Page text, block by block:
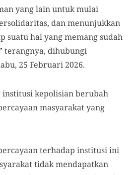
yang lain untuk mulai
dan menunjukkan
suatu hal yang memang sudah
terangnya, dihubungi
25 Februari 2026.
institusi kepolisianberubah
masyarakat yang
terhadap institusi ini
tidak mendapatkan